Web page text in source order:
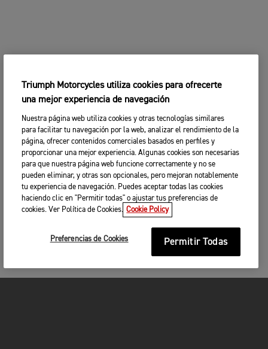
Triumph Motorcycles utiliza cookies para ofrecerte
una mejor experiencia de navegación
Nuestra página web utiliza cookies y otras tecnologías similares
para facilitar tu navegación por la web, analizar el rendimiento de la
página, ofrecer contenidos comerciales basados en perfiles y
proporcionar una mejor experiencia. Algunas cookies son necesarias
para que nuestra página web funcione correctamente y no se
pueden eliminar, y otras son opcionales, pero mejoran notablemente
tu experiencia de navegación. Puedes aceptar todas las cookies
haciendo clic en "Permitir todas" o ajustar tus preferencias de
cookies. Ver Política de Cookies. Cookie Policy
Preferencias de Cookies Permitir Todas